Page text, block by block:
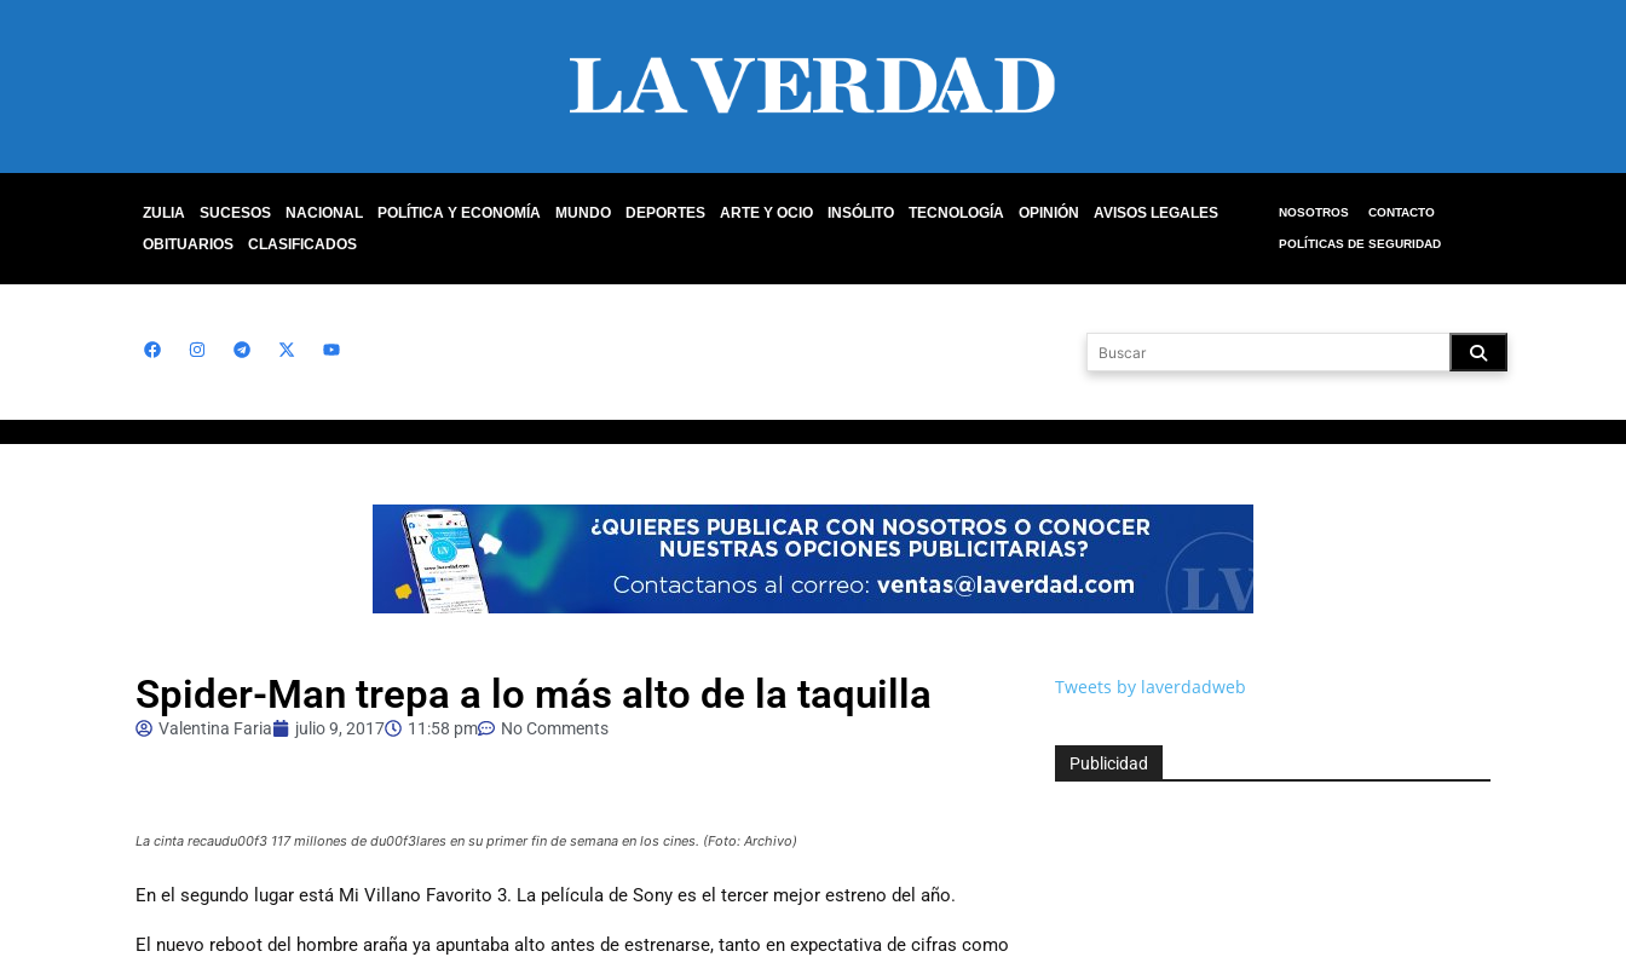
ZULIA SUCESOS NACIONAL POLÍTICA Y ECONOMÍA MUNDO DEPORTES ARTE Y OCIO INSÓLITO TECNOLOGÍA OPINIÓN
AVISOS LEGALES
OBITUARIOS
CLASIFICADOS
NOSOTROS CONTACTO
POLÍTICAS DE SEGURIDAD
Spider-Man trepa a lo más alto de la taquilla
Valentina Faria julio 9, 2017 11:58 pm No Comments
La cinta recaudu00f3 117 millones de du00f3lares en su primer fin de semana en los cines. (Foto: Archivo)
En el segundo lugar está Mi Villano Favorito 3. La película de Sony es el tercer mejor estreno del año.
El nuevo reboot del hombre araña ya apuntaba alto antes de estrenarse, tanto en expectativa de cifras como
Tweets by laverdadweb
Publicidad